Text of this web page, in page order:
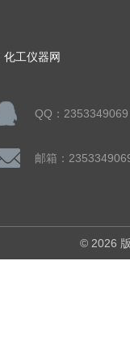
化工仪器网
QQ：2353349069
邮箱：
© 2026